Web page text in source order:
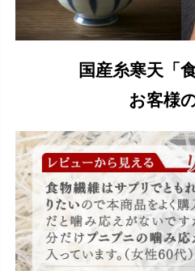
国産糸寒天「
お客様